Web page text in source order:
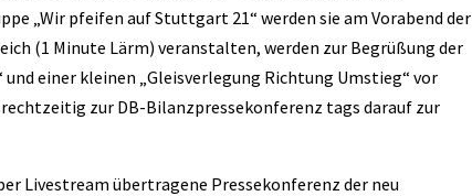
„Wir pfeifen auf Stuttgart 21“ werden sie am Vorabend der
(1 Minute Lärm) veranstalten, werden zur Begrüßung der
einer kleinen „Gleisverlegung Richtung Umstieg“ vor
zur DB-Bilanzpressekonferenz tags darauf zur
Livestream übertragene Pressekonferenz der neu